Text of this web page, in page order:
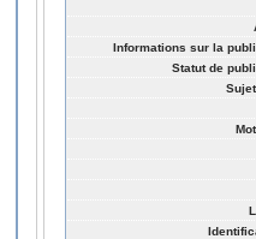
Informations sur la
Statut de